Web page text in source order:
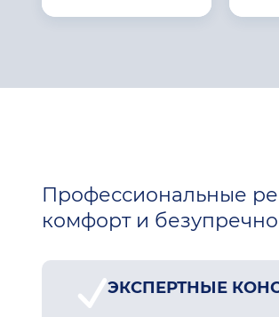
Профессиональные
комфорт и
ЭКСПЕРТНЫЕ